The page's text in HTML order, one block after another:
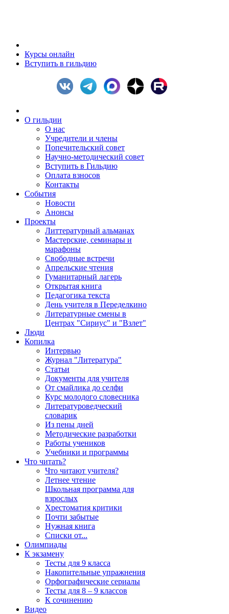
Курсы онлайн
Вступить в гильдию
О гильдии
О нас
Учредители и члены
Попечительский совет
Научно-методический совет
Вступить в Гильдию
Оплата взносов
Контакты
События
Новости
Анонсы
Проекты
Литтературный альманах
Мастерские, семинары и
марафоны
Свободные встречи
Апрельские чтения
Гуманитарный лагерь
Открытая книга
Педагогика текста
День учителя в Переделкино
Литературные смены в
Центрах "Сириус" и "Взлет"
Люди
Копилка
Интервью
Журнал "Литература"
Статьи
Документы для учителя
От смайлика до селфи
Курс молодого словесника
Литературоведческий
словарик
Из пены дней
Методические разработки
Работы учеников
Учебники и программы
Что читать?
Что читают учителя?
Летнее чтение
Школьная программа для
взрослых
Хрестоматия критики
Почти забытые
Нужная книга
Списки от...
Олимпиады
К экзамену
Тесты для 9 класса
Накопительные упражнения
Орфографические сериалы
Тесты для 8 – 9 классов
К сочинению
Видео